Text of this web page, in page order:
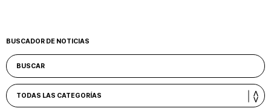
BUSCADOR DE NOTICIAS